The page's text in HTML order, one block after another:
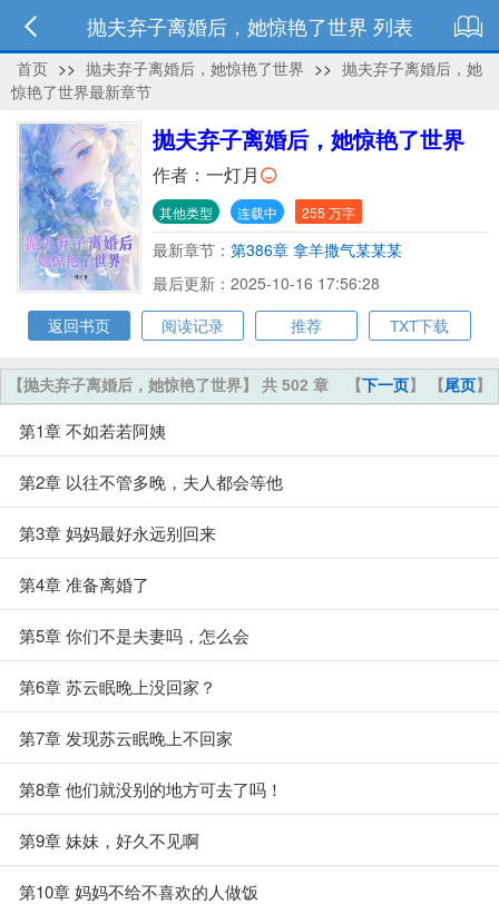
抛夫弃子离婚后，她惊艳了世界 列表
首页 >> 抛夫弃子离婚后，她惊艳了世界 >> 抛夫弃子离婚后，她
惊艳了世界最新章节
抛夫弃子离婚后，她惊艳了世界
作者： 一灯月
其他类型 连载中 255 万字
最新章节： 第386章 拿羊撒气某某某
最后更新：2025-10-16 17:56:28
返回书页
阅读记录 推荐 TXT下载
【下一页】 【尾页】
【抛夫弃子离婚后，她惊艳了世界】 共 502 章
第1章 不如若若阿姨
第2章 以往不管多晚，夫人都会等他
第3章 妈妈最好永远别回来
第4章 准备离婚了
第5章 你们不是夫妻吗，怎么会
第6章 苏云眠晚上没回家？
第7章 发现苏云眠晚上不回家
第8章 他们就没别的地方可去了吗！
第9章 妹妹，好久不见啊
第10章 妈妈不给不喜欢的人做饭